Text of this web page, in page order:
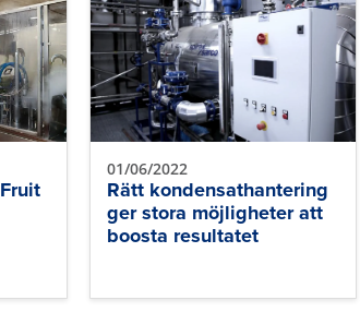
01/06/2022
Rätt kondensathantering
ger stora möjligheter att
boosta resultatet